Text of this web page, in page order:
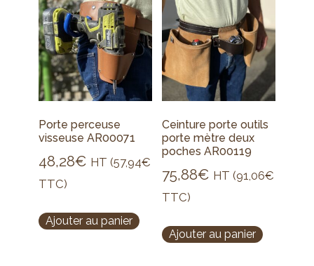
Porte perceuse
visseuse AR00071
48,28€ HT (57,94€
TTC)
Ajouter au panier
Ceinture porte outils
porte mètre deux
poches AR00119
75,88€ HT (91,06€
TTC)
Ajouter au panier